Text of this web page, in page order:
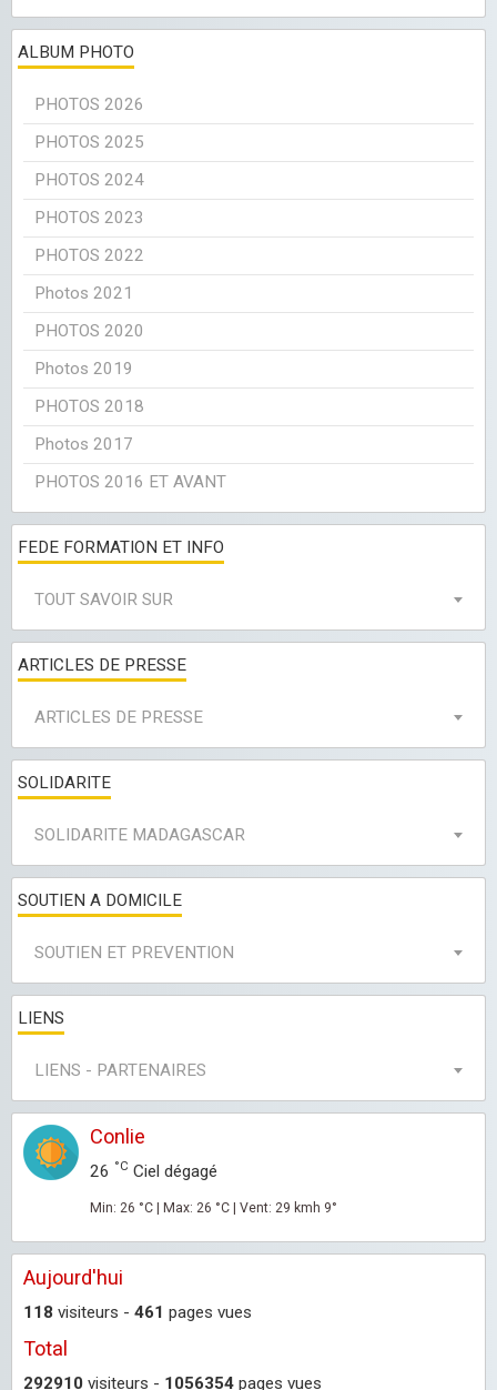
ALBUM PHOTO
PHOTOS 2026
PHOTOS 2025
PHOTOS 2024
PHOTOS 2023
PHOTOS 2022
Photos 2021
PHOTOS 2020
Photos 2019
PHOTOS 2018
Photos 2017
PHOTOS 2016 ET AVANT
FEDE FORMATION ET INFO
TOUT SAVOIR SUR
ARTICLES DE PRESSE
ARTICLES DE PRESSE
SOLIDARITE
SOLIDARITE MADAGASCAR
SOUTIEN A DOMICILE
SOUTIEN ET PREVENTION
LIENS
LIENS - PARTENAIRES
Conlie
26 °C Ciel dégagé
Min: 26 °C | Max: 26 °C | Vent: 29 kmh 9°
Aujourd'hui
118 visiteurs - 461 pages vues
Total
292910 visiteurs - 1056354 pages vues